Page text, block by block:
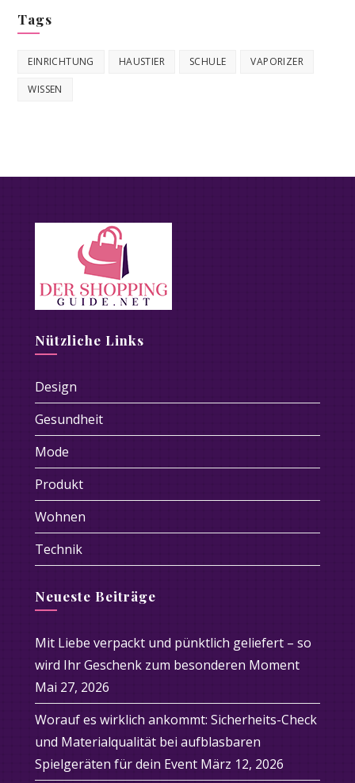
Tags
EINRICHTUNG HAUSTIER SCHULE VAPORIZER
WISSEN
Nützliche Links
Design
Gesundheit
Mode
Produkt
Wohnen
Technik
Neueste Beiträge
Mit Liebe verpackt und pünktlich geliefert – so
wird Ihr Geschenk zum besonderen Moment
Mai 27, 2026
Worauf es wirklich ankommt: Sicherheits-Check
und Materialqualität bei aufblasbaren
Spielgeräten für dein Event März 12, 2026